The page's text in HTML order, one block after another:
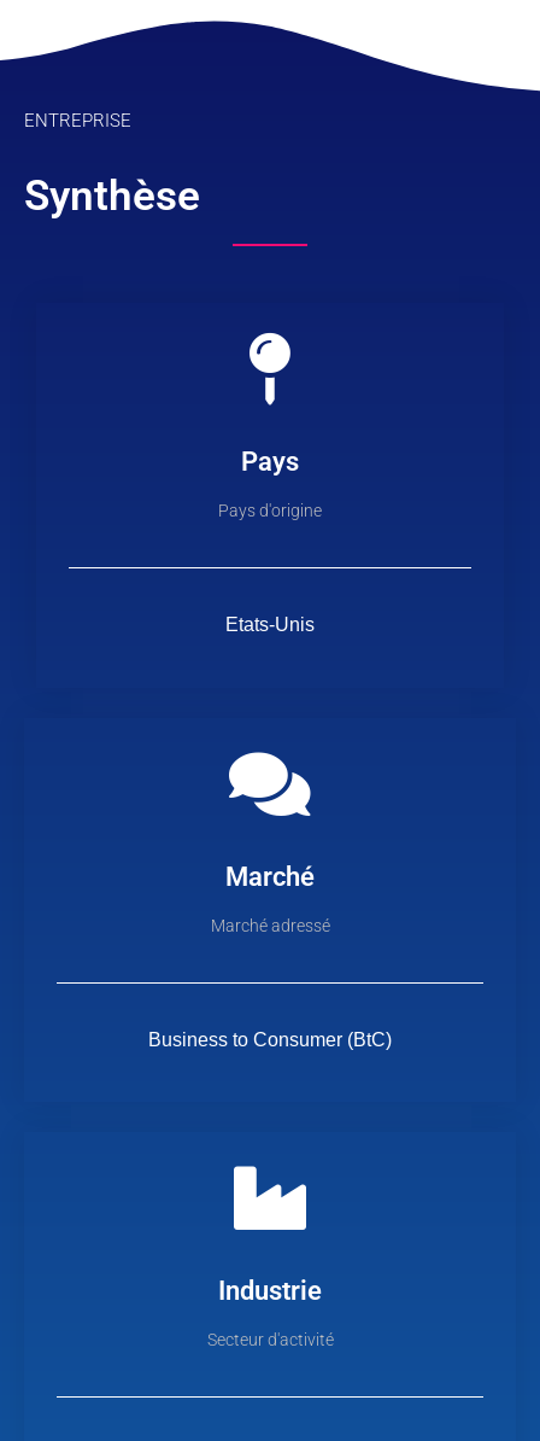
ENTREPRISE
Synthèse
Pays
Pays d'origine
Etats-Unis
Marché
Marché adressé
Business to Consumer (BtC)
Industrie
Secteur d'activité